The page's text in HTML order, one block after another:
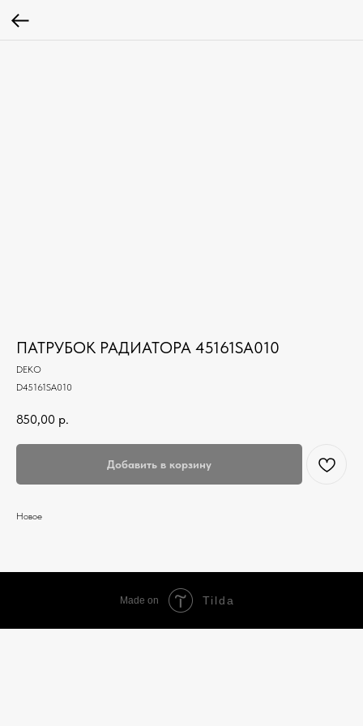
ПАТРУБОК РАДИАТОРА 45161SA010
DEKO
D45161SA010
850,00 р.
Добавить в корзину
Новое
Made on Tilda